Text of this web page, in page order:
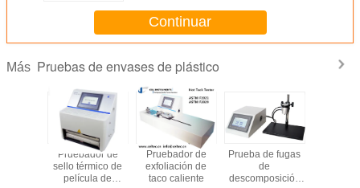
contenedores termoplásticos
Continuar
Más Pruebas de envases de plástico
Pruebador de
sello térmico de
película de
Pruebador de
exfoliación de
taco caliente
Prueba de fugas
de
descomposición